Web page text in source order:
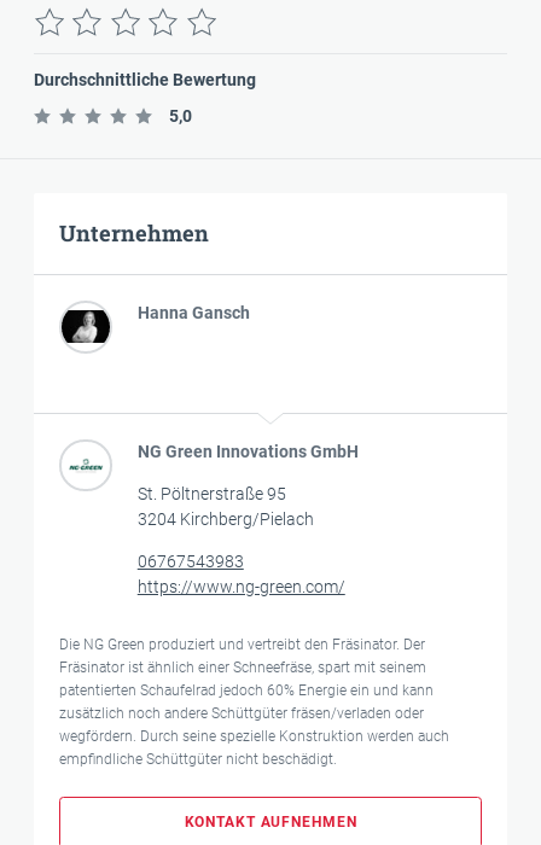
Durchschnittliche Bewertung
5,0
Unternehmen
Hanna Gansch
NG Green Innovations GmbH
St. Pöltnerstraße 95
3204 Kirchberg/Pielach
06767543983
https://www.ng-green.com/
Die NG Green produziert und vertreibt den Fräsinator. Der
Fräsinator ist ähnlich einer Schneefräse, spart mit seinem
patentierten Schaufelrad jedoch 60% Energie ein und kann
zusätzlich noch andere Schüttgüter fräsen/verladen oder
wegfördern. Durch seine spezielle Konstruktion werden auch
empfindliche Schüttgüter nicht beschädigt.
KONTAKT AUFNEHMEN